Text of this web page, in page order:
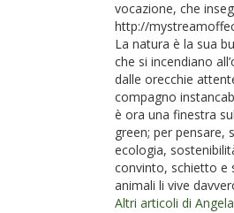
vocazione, che
http://
La natura è la sua
che si incendiano
dalle orecchie
compagno
è ora una finestra
green; per pensare,
ecologia,
convinto, schietto e
animali li vive
Altri articoli di